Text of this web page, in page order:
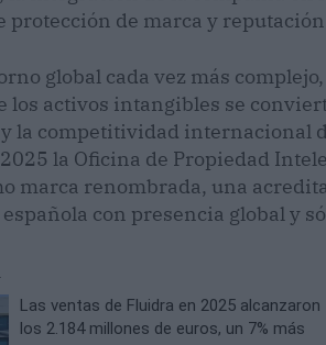
protección de marca y
global cada vez más
los activos intangibles se
la competitividad internacional
la Oficina de Propiedad
marca renombrada, una
con presencia global y
Las ventas de Fluidra en 2025 alcanzaron
los 2.184 millones de euros, un 7% más